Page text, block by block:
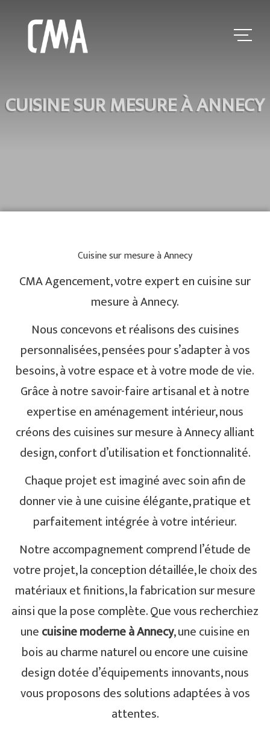
CUISINE SUR MESURE À ANNECY
Cuisine sur mesure à Annecy
CMA Agencement, votre expert en cuisine sur
mesure à Annecy.
Nous concevons et réalisons des cuisines
personnalisées, pensées pour s’adapter à vos
besoins, à votre espace et à votre mode de vie.
Grâce à notre savoir-faire artisanal et à notre
expertise en aménagement intérieur, nous
créons des cuisines sur mesure à Annecy alliant
design, confort d’utilisation et fonctionnalité.
Chaque projet est imaginé avec soin afin de
donner vie à une cuisine élégante, pratique et
parfaitement intégrée à votre intérieur.
Notre accompagnement comprend l’étude de
votre projet, la conception détaillée, le choix des
matériaux et finitions, la fabrication sur mesure
ainsi que la pose complète. Que vous recherchiez
unecuisine moderne à Annecy, une cuisine en
bois au charme naturel ou encore une cuisine
design dotée d’équipements innovants, nous
vous proposons des solutions adaptées à vos
attentes.